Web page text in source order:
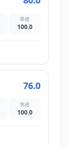
準確
100.0
76.0
準確
100.0